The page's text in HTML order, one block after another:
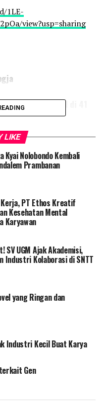
1LE-
view?usp=sharing
Nutrisi dan PGM di 41
LIKE
Kyai Nolobondo Kembali
Prambanan
PT Ethos Kreatif
Kesehatan Mental
Karyawan
SV UGM Ajak Akademisi,
Industri Kolaborasi di SNTT
yang Ringan dan
Industri Kecil Buat Karya
Gen